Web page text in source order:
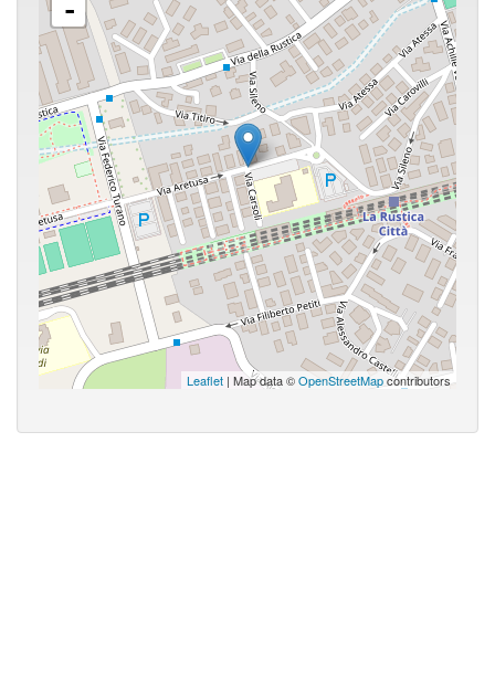
-
Leaflet | Map data ©OpenStreetMapcontributors